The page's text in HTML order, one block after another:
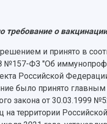
требование о
и принято в
№157-ФЗ "Об
Российской
было принято
закона от 30.03.1999
на территории